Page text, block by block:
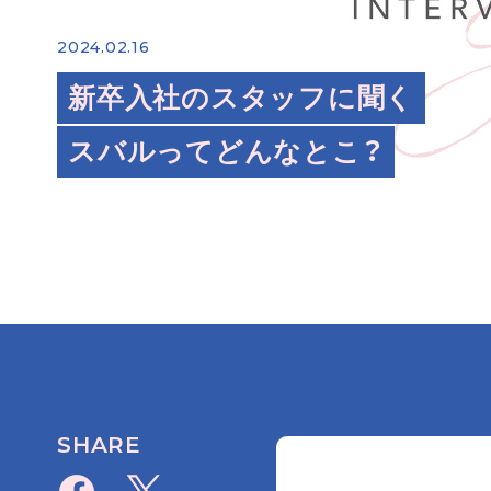
2024.02.16
新卒入社のスタッフに聞く
スバルってどんなとこ？
SHARE